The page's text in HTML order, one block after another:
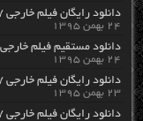
دانلود رایگان فیلم خارجی iBoy 2017 با لینک مستقیم
۲۴ بهمن ۱۳۹۵
دانلود مستقیم فیلم خارجی Justice League Dark 2017 از سرور سایت
۲۴ بهمن ۱۳۹۵
دانلود رایگان فیلم خارجی Split 2017 با لینک مستقیم
۲۳ بهمن ۱۳۹۵